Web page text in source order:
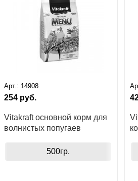
Арт.: 14908
254руб.
Vitakraft основной корм для
волнистых попугаев
500гр.